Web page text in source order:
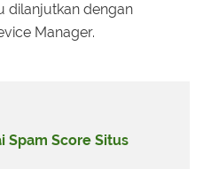
dilanjutkan dengan
Manager.
Spam Score Situs